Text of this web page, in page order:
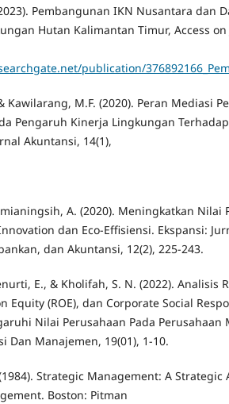
Pembangunan IKN Nusantara dan
Hutan Kalimantan Timur, Access on
publication/
Kawilarang, M.F. (2020). Peran Mediasi
Pengaruh Kinerja Lingkungan
Akuntansi, 14(1),
A. (2020). Meningkatkan Nilai
dan Eco-Effisiensi. Ekspansi:
dan Akuntansi, 12(2), 225-243.
E., & Kholifah, S. N. (2022). Analisis
Equity (ROE), dan Corporate Social
Nilai Perusahaan Pada Perusahaan
Dan Manajemen, 19(01), 1-10.
Strategic Management: A Strategic
Boston: Pitman